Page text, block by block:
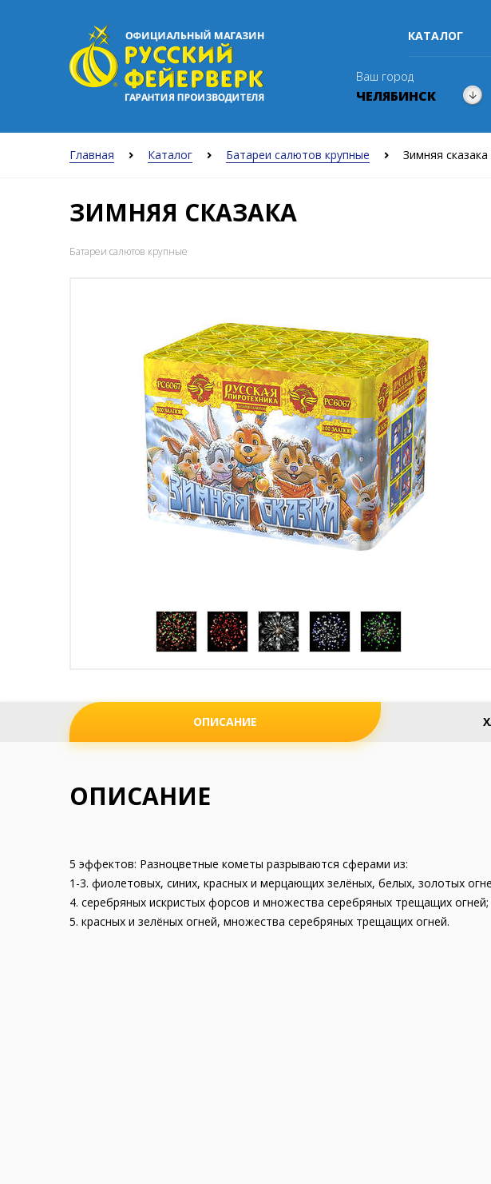
КАТАЛОГ
Ваш город
ЧЕЛЯБИНСК
Главная Каталог Батареи салютов крупные Зимняя сказака
ЗИМНЯЯ СКАЗАКА
Батареи салютов крупные
ОПИСАНИЕ
ОПИСАНИЕ
5 эффектов: Разноцветные кометы разрываются сферами из:
1-3. фиолетовых, синих, красных и мерцающих зелёных, белых, золотых
4. серебряных искристых форсов и множества серебряных трещащих огней;
5. красных и зелёных огней, множества серебряных трещащих огней.